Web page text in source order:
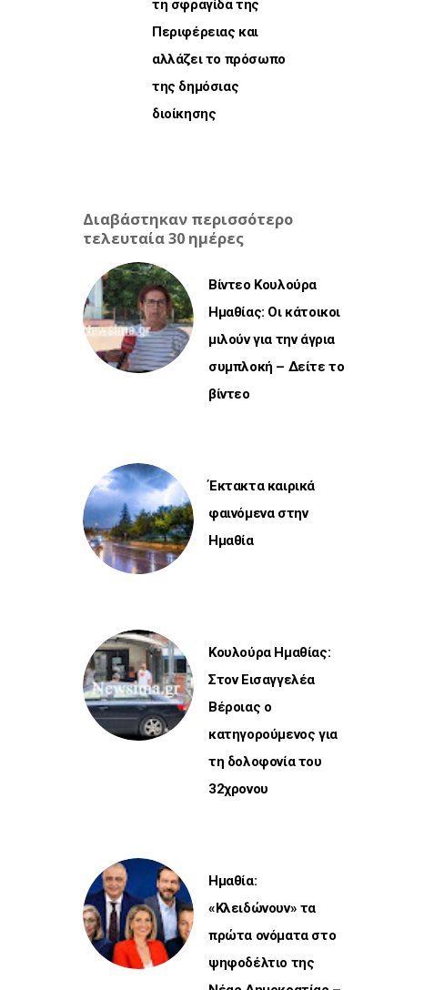
τη σφραγίδα της
Περιφέρειας και
αλλάζει το πρόσωπο
της δημόσιας
διοίκησης
Διαβάστηκαν περισσότερο
τελευταία 30 ημέρες
Βίντεο Κουλούρα
Ημαθίας: Οι κάτοικοι
μιλούν για την άγρια
συμπλοκή – Δείτε το
βίντεο
Έκτακτα καιρικά
φαινόμενα στην
Ημαθία
Κουλούρα Ημαθίας:
Στον Εισαγγελέα
Βέροιας ο
κατηγορούμενος για
τη δολοφονία του
32χρονου
Ημαθία:
«Κλειδώνουν» τα
πρώτα ονόματα στο
ψηφοδέλτιο της